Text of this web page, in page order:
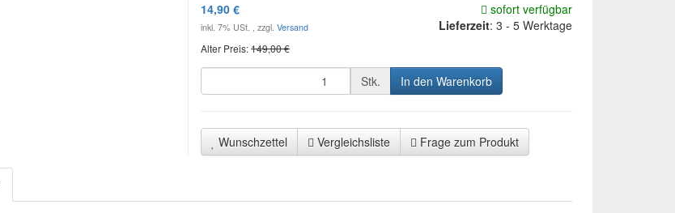
14,90 €
inkl. 7% USt. , zzgl. Versand
Alter Preis:149,00 €
sofort verfügbar
Lieferzeit: 3 - 5 Werktage
Stk. In den Warenkorb
Wunschzettel Vergleichsliste Frage zum Produkt